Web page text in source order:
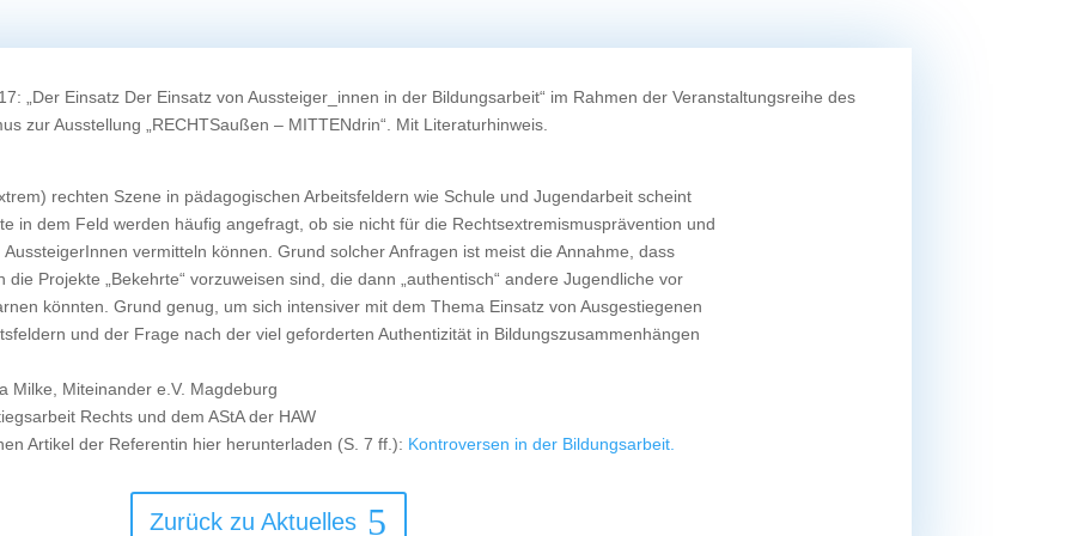
„Der Einsatz Der Einsatz von Aussteiger_innen in der Bildungsarbeit“ im Rahmen der Veranstaltungsreihe des
zur Ausstellung „RECHTSaußen – MITTENdrin“. Mit Literaturhinweis.
rechten Szene in pädagogischen Arbeitsfeldern wie Schule und Jugendarbeit scheint
in dem Feld werden häufig angefragt, ob sie nicht für die Rechtsextremismusprävention und
vermitteln können. Grund solcher Anfragen ist meist die Annahme, dass
Projekte „Bekehrte“ vorzuweisen sind, die dann „authentisch“ andere Jugendliche vor
könnten. Grund genug, um sich intensiver mit dem Thema Einsatz von Ausgestiegenen
und der Frage nach der viel geforderten Authentizität in Bildungszusammenhängen
Milke, Miteinander e.V. Magdeburg
Rechts und dem AStA der HAW
Artikel der Referentin hier herunterladen (S. 7 ff.): Kontroversen in der Bildungsarbeit.
Zurück zu Aktuelles